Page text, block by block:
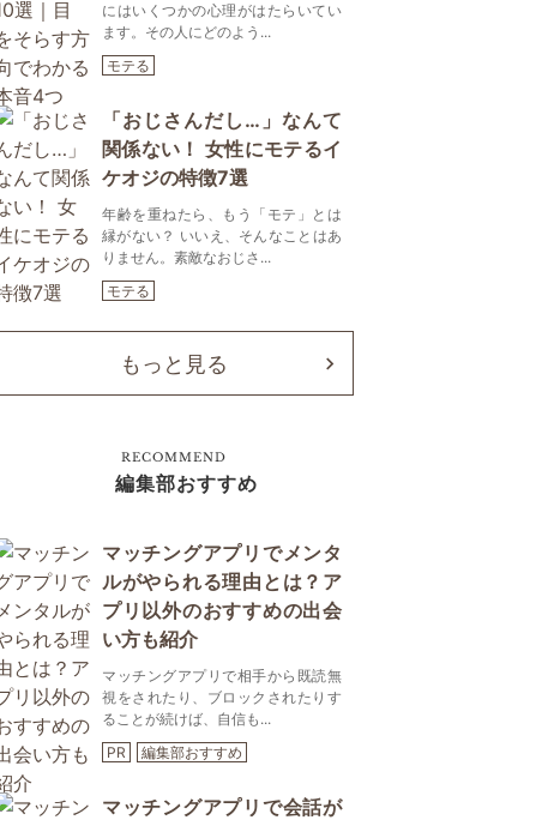
にはいくつかの心理がはたらいてい
ます。その人にどのよう...
モテる
「おじさんだし…」なんて
関係ない！ 女性にモテるイ
ケオジの特徴7選
年齢を重ねたら、もう「モテ」とは
縁がない？ いいえ、そんなことはあ
りません。素敵なおじさ...
モテる
もっと見る
RECOMMEND
編集部おすすめ
マッチングアプリでメンタ
ルがやられる理由とは？ア
プリ以外のおすすめの出会
い方も紹介
マッチングアプリで相手から既読無
視をされたり、ブロックされたりす
ることが続けば、自信も...
PR
編集部おすすめ
マッチングアプリで会話が